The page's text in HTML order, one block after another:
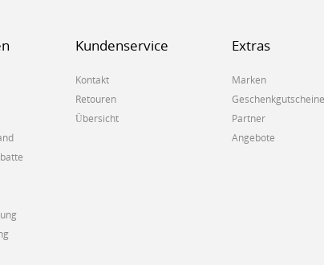
Kundenservice
Kontakt
Retouren
Übersicht
Extras
Marken
Geschenkgutscheine
Partner
Angebote